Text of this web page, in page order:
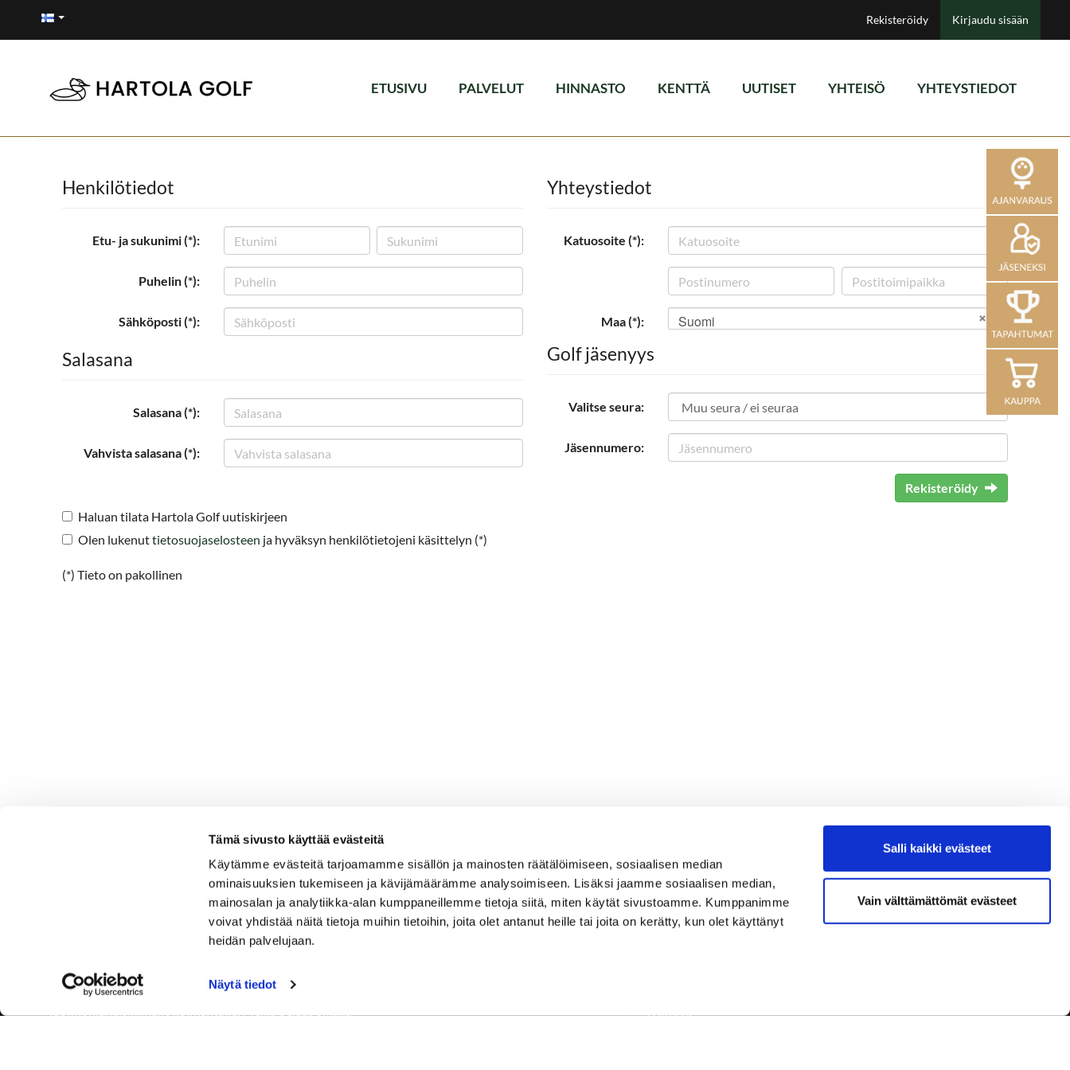
Tämä sivusto käyttää evästeitä
Käytämme evästeitä tarjoamamme sisällön ja mainosten räätälöimiseen, sosiaalisen median
ominaisuuksien tukemiseen ja kävijämäärämme analysoimiseen. Lisäksi jaamme sosiaalisen median,
mainosalan ja analytiikka-alan kumppaneillemme tietoja siitä, miten käytät sivustoamme. Kumppanimme
voivat yhdistää näitä tietoja muihin tietoihin, joita olet antanut heille tai joita on kerätty, kun olet käyttänyt
heidän palvelujaan.
Näytä tiedot
Salli kaikki evästeet
Vain välttämättömät evästeet
Rekisteröidy Kirjaudu sisään
ETUSIVU PALVELUT HINNASTO KENTTÄ UUTISET YHTEISÖ YHTEYSTIEDOT
Henkilötiedot
Etu- ja sukunimi (*):
Puhelin (*):
Sähköposti (*):
Salasana
Salasana (*):
Vahvista salasana (*):
Yhteystiedot
Katuosoite (*):
Maa (*): Suomi
Golf jäsenyys
Valitse seura:
Jäsennumero:
Rekisteröidy
Haluan tilata Hartola Golf uutiskirjeen
Olen lukenuttietosuojaselosteen ja hyväksyn henkilötietojeni käsittelyn (*)
(*) Tieto on pakollinen
Tervetuloa Hartola Golfiin, Suomen ystävällisimmälle ja
Kenttä